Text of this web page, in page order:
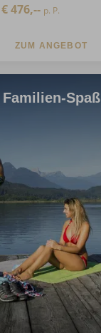
€476,-- p. P.
ZUM ANGEBOT
Familien-Spaß